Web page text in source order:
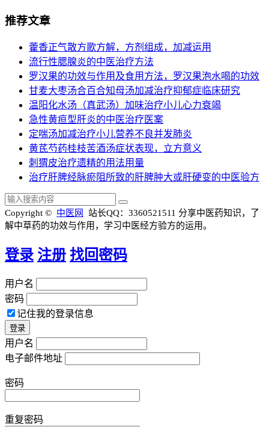
推荐文章
藿香正气散方歌方解，方剂组成，加减运用
流行性腮腺炎的中医治疗方法
罗汉果的功效与作用及食用方法，罗汉果泡水喝的功效
甘麦大枣汤合百合知母汤加减治疗抑郁症临床研究
温阳化水汤（真武汤）加味治疗小儿心力衰竭
急性黄疸型肝炎的中医治疗医案
定喘汤加减治疗小儿营养不良并发肺炎
黄芪芍药桂枝苦酒汤症状表现，立方意义
刺猬皮治疗遗精的用法用量
治疗肝脾经脉瘀阻所致的肝脾肿大或肝硬变的中医验方
Copyright © 中医网 站长QQ：3360521511 分享中医药知识，了
解中草药的功效与作用，学习中医经方验方的运用。
登录 注册 找回密码
用户名
密码
记住我的登录信息
用户名
电子邮件地址
密码
重复密码